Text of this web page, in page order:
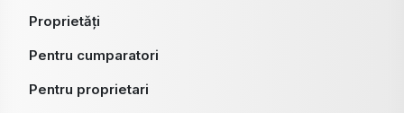
Proprietăți
Pentru cumparatori
Pentru proprietari